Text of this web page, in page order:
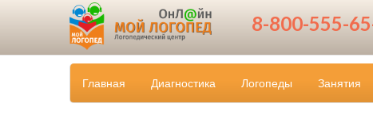
8-800-555-
Главная Диагностика Логопеды Занятия